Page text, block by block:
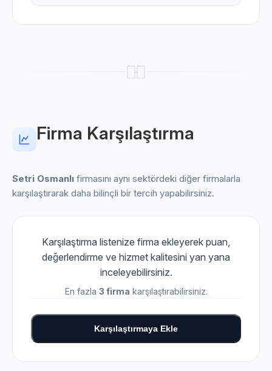
Firma Karşılaştırma
Setri Osmanlı firmasını aynı sektördeki diğer firmalarla
karşılaştırarak daha bilinçli bir tercih yapabilirsiniz.
Karşılaştırma listenize firma ekleyerek puan,
değerlendirme ve hizmet kalitesini yan yana
inceleyebilirsiniz.
En fazla 3 firma karşılaştırabilirsiniz.
Karşılaştırmaya Ekle